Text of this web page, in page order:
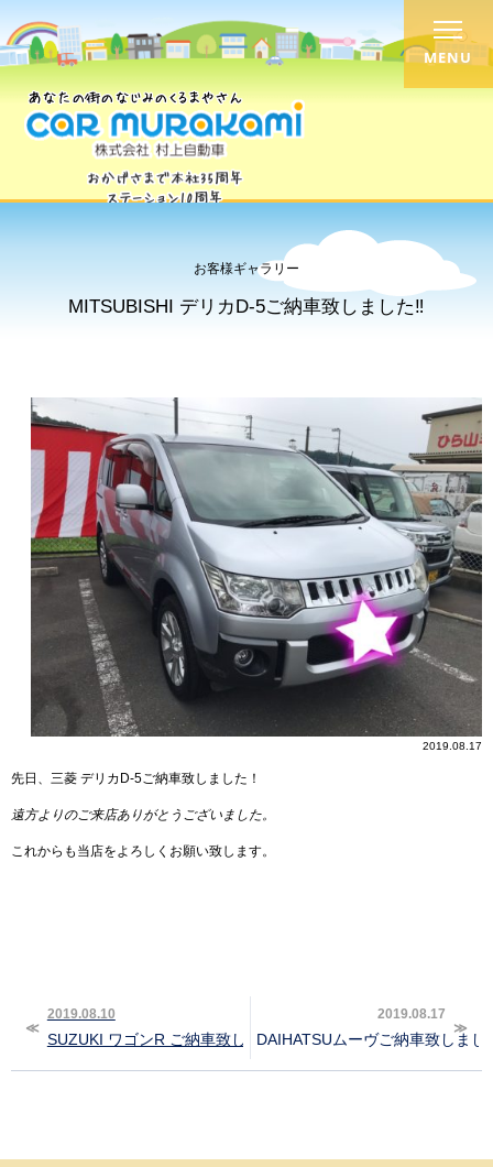
MENU
お客様ギャラリー
MITSUBISHI デリカD-5ご納車致しました‼︎
2019.08.17
先日、三菱 デリカD-5ご納車致しました！
遠方よりのご来店ありがとうございました。
これからも当店をよろしくお願い致します。
2019.08.10
SUZUKI ワゴンR ご納車致しました‼︎
2019.08.17
DAIHATSUムーヴご納車致しまし